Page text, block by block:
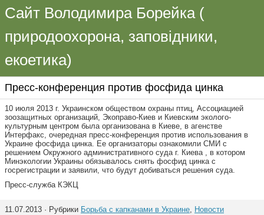
Сайт Володимира Борейка (
природоохорона, заповідники,
екоетика)
Пресс-конференция против фосфида цинка
10 июля 2013 г. Украинском обществом охраны птиц, Ассоциацией
зоозащитных организаций, Экоправо-Киев и Киевским эколого-
культурным центром была организована в Киеве, в агенстве
Интерфакс, очередная пресс-конференция против использования в
Украине фосфида цинка. Ее организаторы ознакомили СМИ с
решением Окружного административного суда г. Киева , в котором
Минэкологии Украины обязывалось снять фосфид цинка с
госрегистрации и заявили, что будут добиваться решения суда.
Пресс-служба КЭКЦ
11.07.2013 · Рубрики Борьба с капканами в Украине, Новости